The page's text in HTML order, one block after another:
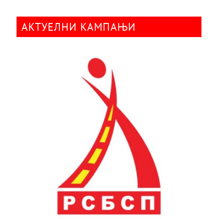
АКТУЕЛНИ КАМПАЊИ